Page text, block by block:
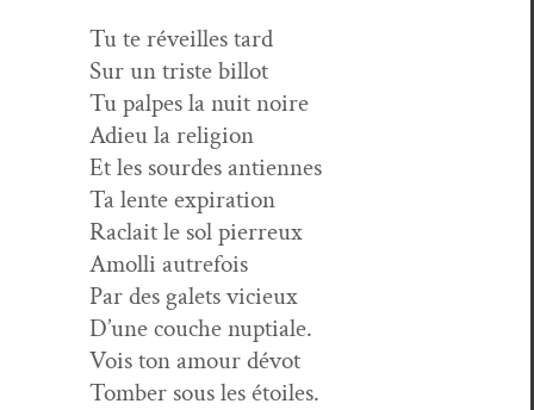
Tu te réveilles tard
Sur un triste billot
Tu palpes la nuit noire
Adieu la religion
Et les sour­des antiennes
Ta lente expiration
Raclait le sol pierreux
Amol­li autrefois
Par des galets vicieux
D’une couche nuptiale.
Vois ton amour dévot
Tomber sous les étoiles.